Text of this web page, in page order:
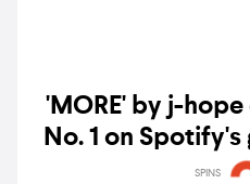
'MORE' by j-
No. 1 on
SPINS